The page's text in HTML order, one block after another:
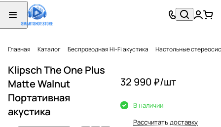
Главная Каталог Беспроводная Hi-Fi акустика Настольные
Klipsch The One Plus
Matte Walnut
Портативная
акустика
32 990 ₽/шт
В наличии
Рассчитать доставку